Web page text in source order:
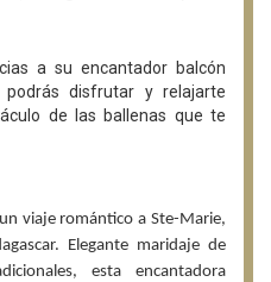
a su encantador balcón
podrás disfrutar y relajarte
de las ballenas que te
viaje romántico a Ste-Marie,
Elegante maridaje de
esta encantadora